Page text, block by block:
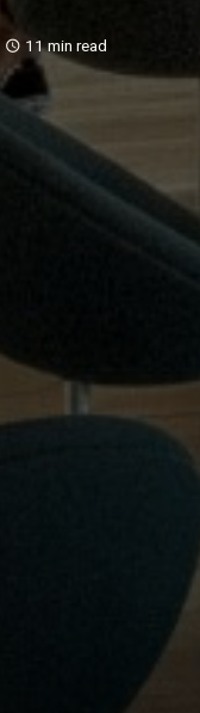
access_time 11 min read